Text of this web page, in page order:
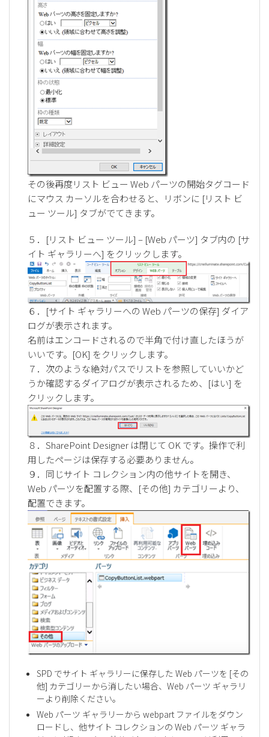
その後再度リスト ビュー Web パーツの開始タグコード
にマウス カーソルを合わせると、リボンに [リスト ビ
ュー ツール] タブがでてきます。
５．[リスト ビュー ツール] – [Web パーツ] タブ内の [サ
イト ギャラリーへ] をクリックします。
６．[サイト ギャラリーへの Web パーツの保存] ダイア
ログが表示されます。
名前はエンコードされるので半角で付け直したほうが
いいです。[OK] をクリックします。
７．次のような絶対パスでリストを参照していいかど
うか確認するダイアログが表示されるため、[はい] を
クリックします。
８．SharePoint Designer は閉じて OK です。操作で利
用したページは保存する必要ありません。
９．同じサイト コレクション内の他サイトを開き、
Web パーツを配置する際、[その他] カテゴリーより、
配置できます。
SPD でサイト ギャラリーに保存した Web パーツを [その
他] カテゴリーから消したい場合、Web パーツ ギャラリ
ーより削除ください。
Web パーツ ギャラリーから webpart ファイルをダウン
ロードし、他サイト コレクションの Web パーツ ギャラ